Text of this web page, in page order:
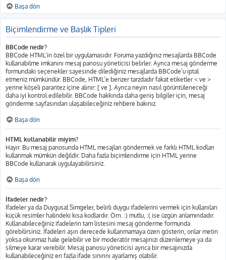
Başa dön
Biçimlendirme ve Başlık Tipleri
BBCode nedir?
BBCode HTML’in özel bir uygulamasıdır. Foruma yazdığınız mesajlarda BBCode
kullanabilme imkanını mesaj panosu yöneticisi belirler. Ayrıca mesaj gönderme
formundaki seçenekler sayesinde dilediğiniz mesajlarda BBCode’u iptal
etmeniz mümkündür. BBCode, HTML’e benzer tarzdadır fakat etiketler < ve >
yerine köşeli parantez içine alınır: [ ve ]. Ayrıca neyin nasıl görüntüleneceği
daha iyi kontrol edilebilir. BBCode hakkında daha geniş bilgiler için, mesaj
gönderme sayfasından ulaşabileceğiniz rehbere bakınız.
Başa dön
HTML kullanabilir miyim?
Hayır. Bu mesaj panosunda HTML mesajları göndermek ve farklı HTML kodları
kullanmak mümkün değildir. Daha fazla biçimlendirme için HTML yerine
BBCode kullanarak uygulayabilirsiniz.
Başa dön
İfadeler nedir?
İfadeler ya da Duygusal Simgeler, belirli duygu ifadelerini vermek için kullanılan
küçük resimler halindeki kısa kodlardır. Örn. :) mutlu, :( ise üzgün anlamındadır.
Kullanabileceğiniz ifadelerin tam listesini mesaj gönderme formunda
görebilirsiniz. İfadeleri aşırı derecede kullanmamaya özen gösterin, onlar metin
yoksa okunmaz hale gelebilir ve bir moderatör mesajınızı düzenlemeye ya da
silmeye karar verebilir. Mesaj panosu yöneticisi ayrıca bir mesajınızda
kullanabileceğiniz en fazla ifade sınırını ayarlamış olabilir.